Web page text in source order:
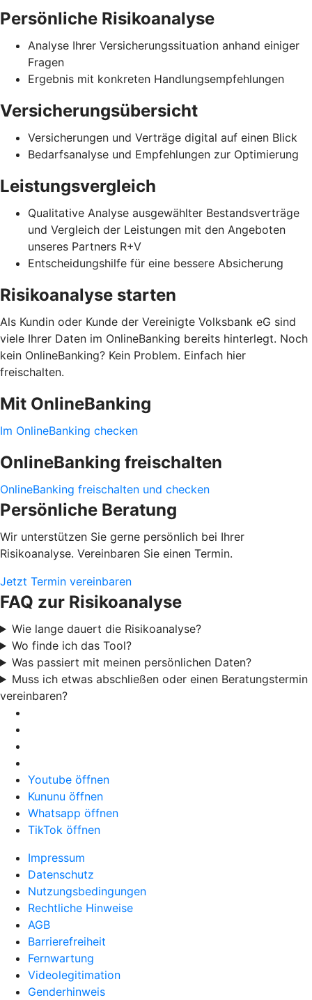
Persönliche Risikoanalyse
Analyse Ihrer Versicherungssituation anhand einiger
Fragen
Ergebnis mit konkreten Handlungsempfehlungen
Versicherungsübersicht
Versicherungen und Verträge digital auf einen Blick
Bedarfsanalyse und Empfehlungen zur Optimierung
Leistungsvergleich
Qualitative Analyse ausgewählter Bestandsverträge
und Vergleich der Leistungen mit den Angeboten
unseres Partners R+V
Entscheidungshilfe für eine bessere Absicherung
Risikoanalyse starten
Als Kundin oder Kunde der Vereinigte Volksbank eG sind
viele Ihrer Daten im OnlineBanking bereits hinterlegt. Noch
kein OnlineBanking? Kein Problem. Einfach hier
freischalten.
Mit OnlineBanking
Im OnlineBanking checken
OnlineBanking freischalten
OnlineBanking freischalten und checken
Persönliche Beratung
Wir unterstützen Sie gerne persönlich bei Ihrer
Risikoanalyse. Vereinbaren Sie einen Termin.
Jetzt Termin vereinbaren
FAQ zur Risikoanalyse
Wie lange dauert die Risikoanalyse?
Wo finde ich das Tool?
Was passiert mit meinen persönlichen Daten?
Muss ich etwas abschließen oder einen Beratungstermin
vereinbaren?
Youtube öffnen
Kununu öffnen
Whatsapp öffnen
TikTok öffnen
Impressum
Datenschutz
Nutzungsbedingungen
Rechtliche Hinweise
AGB
Barrierefreiheit
Fernwartung
Videolegitimation
Genderhinweis